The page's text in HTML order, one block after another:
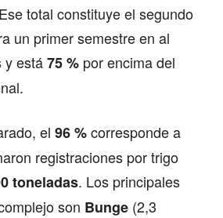
total constituye el segundo
un primer semestre en al
y está75 % por encima del
el 96 %corresponde a
registraciones por trigo
toneladas. Los principales
son Bunge (2,3